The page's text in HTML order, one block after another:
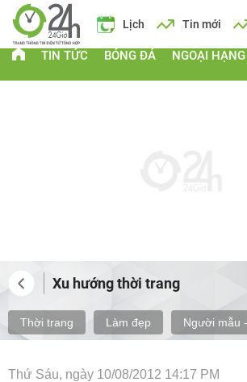
Lịch Tin mới Giá vàng
TIN TỨC BÓNG ĐÁ NGOẠI
Xu hướng thời trang
Thời trang Làm đẹp Người mẫu
Thứ Sáu, ngày 10/08/2012 14:17 PM